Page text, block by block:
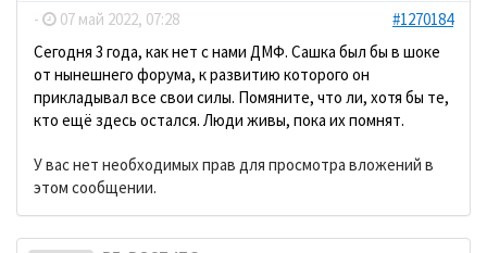
- 07 май 2022, 07:28
#1270184
Сегодня 3 года, как нет с нами ДМФ. Сашка был бы в шоке
от нынешнего форума, к развитию которого он
прикладывал все свои силы. Помяните, что ли, хотя бы те,
кто ещё здесь остался. Люди живы, пока их помнят.
У вас нет необходимых прав для просмотра вложений в
этом сообщении.